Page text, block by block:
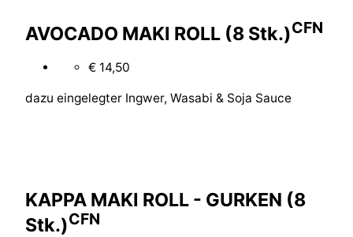
AVOCADO MAKI ROLL (8 Stk.)CFN
€ 14,50
dazu eingelegter Ingwer, Wasabi & Soja Sauce
KAPPA MAKI ROLL - GURKEN (8
Stk.)CFN